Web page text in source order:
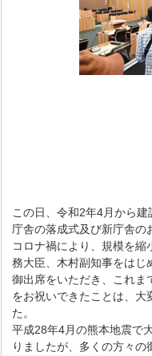
この日、令和2年4月から
庁舎の落成式及び新庁舎の
コロナ禍により、規模を
務大臣、木村副知事をはじ
御出席をいただき、これま
をお祝いできたことは、大
た。
平成28年4月の熊本地震で
りましたが、多くの方々